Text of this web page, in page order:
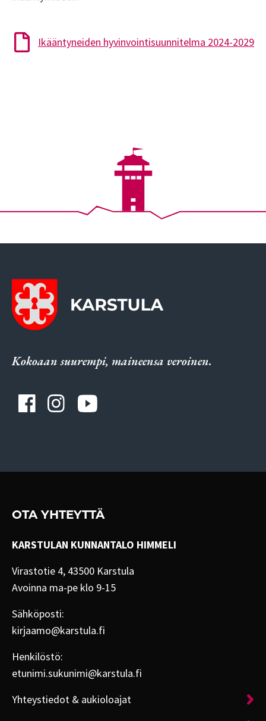
Ikääntyneiden hyvinvointisuunnitelma 2024-2029
Kokoaan suurempi, maineensa veroinen.
OTA YHTEYTTÄ
KARSTULAN KUNNANTALO HIMMELI
Virastotie 4, 43500 Karstula
Avoinna ma-pe klo 9-15
Sähköposti:
kirjaamo@karstula.fi
Henkilöstö:
etunimi.sukunimi@karstula.fi
Yhteystiedot & aukioloajat